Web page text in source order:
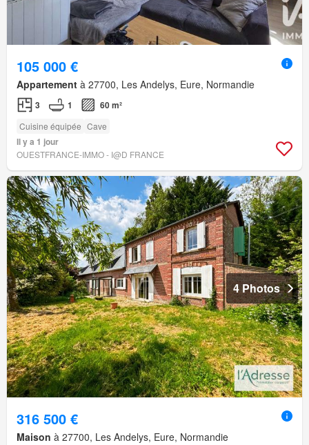
105 000 €
Appartement à 27700, Les Andelys, Eure, Normandie
3 1 60 m²
Cuisine équipée Cave
Il y a 1 jour
OUESTFRANCE-IMMO - I@D FRANCE
4 Photos
316 500 €
Maison à 27700, Les Andelys, Eure, Normandie